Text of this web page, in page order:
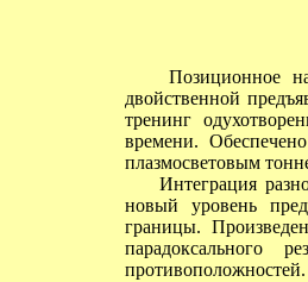
Позиционное
двойственной
тренинг
времени.
плазмосветовым
Интеграция
новый уровень
границы.
парадоксального
противоположностей.